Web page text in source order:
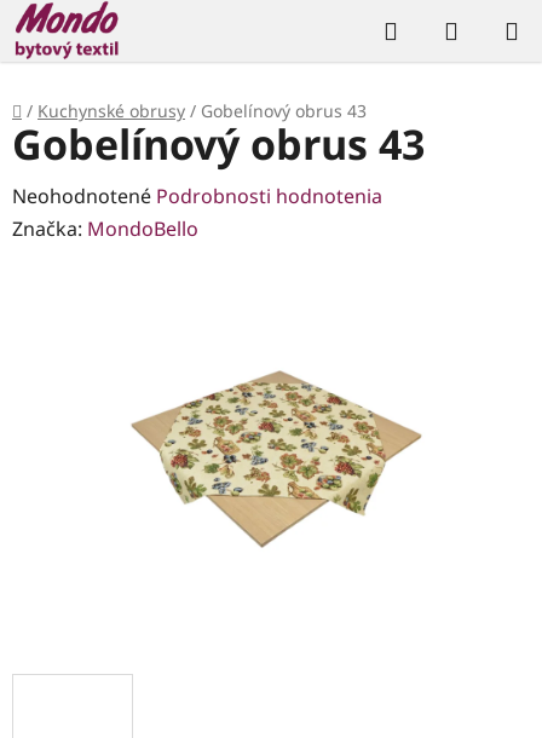
Prejsť
na
obsah
Hľadať
KOŠÍK
Domov
/ Kuchynské obrusy / Gobelínový obrus 43
Gobelínový obrus 43
Priemerné
hodnotenie
Neohodnotené Podrobnosti hodnotenia
Značka: MondoBello